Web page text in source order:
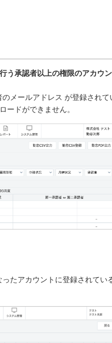
う承認者以上の権限のアカウ
メールアドレス が登録されて
ードができません。
ったアカウントに登録されてい